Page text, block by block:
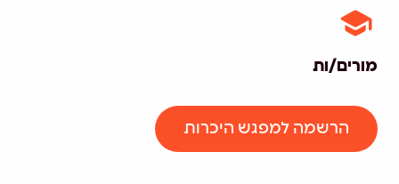
מורים/ות
הרשמה למפגש היכרות